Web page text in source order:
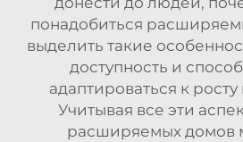
понадобиться
выделить такие
доступность и
адаптироваться к
Учитывая все эти
расширяемых домов